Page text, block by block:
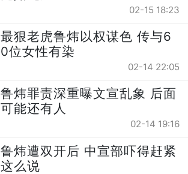
02-15 18:23
最狠老虎鲁炜以权谋色 传与6
0位女性有染
02-14 22:05
鲁炜罪责深重曝文宣乱象 后面
可能还有人
02-14 19:16
鲁炜遭双开后 中宣部吓得赶紧
这么说